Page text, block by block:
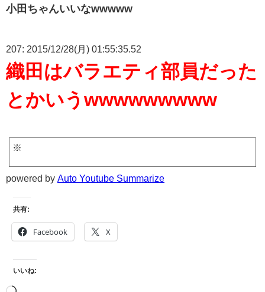
小田ちゃんいいなwwwww
207: 2015/12/28(月) 01:55:35.52
織田はバラエティ部員だった
とかいうwwwwwwwww
※
powered by Auto Youtube Summarize
共有:
Facebook X
いいね: